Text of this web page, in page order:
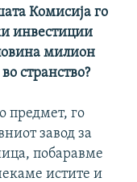
Комисија го
инвестиции
милион
странство?
предмет, го
завод за
побаравме
истите и